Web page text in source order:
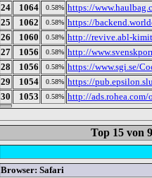
24
1064 0.58% https://
25
1062 0.58% https://
26
1060 0.58% http://revive.abl-
27
1056 0.58% http://
28
1056 0.58% https://www.sgi.se/
29
1054 0.58% https://
30
1053 0.58% http://
Top 15 von
Browser: Safari